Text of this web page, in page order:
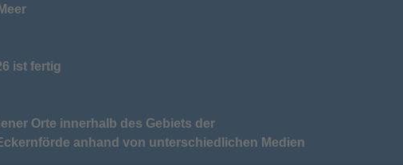
ist fertig
Orte innerhalb des Gebiets der
anhand von unterschiedlichen Medien